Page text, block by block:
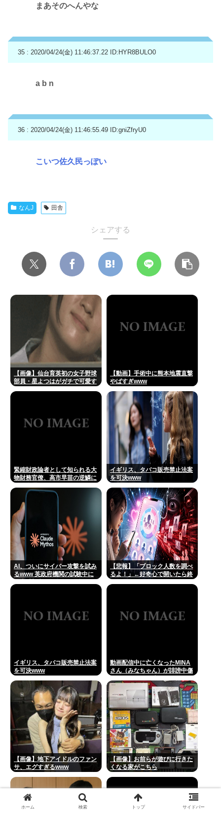
まあそのへんやな
35 : 2020/04/24(金) 11:46:37.22 ID:HYR8BULO0
a b n
36 : 2020/04/24(金) 11:46:55.49 ID:gniZfryU0
こいつ佐久民っぽい
なんJ 田舎
シェアする
【画像】仙台育英初の女子野球
部員・星よつはがガチで可愛す
【動画】手術中に熊本地震直撃
やばすぎwww
緊縮財政論者として知られる大
物財務官僚、高市早苗の逆鱗に
イギリス、タバコ販売禁止法案
を可決www
AI、ついにサイバー攻撃を試み
るwww 英政府機関の試験中に
【悲報】「ブロック人数を調べ
るよ！」←好奇心で開いたら終
イギリス、タバコ販売禁止法案
を可決www
動画配信中に亡くなったMINA
さん（みなちゃん）が誹謗中傷
【画像】地下アイドルのファン
サ、エグすぎるwww
【画像】お前らが遊びに行きた
くなる家がこちら
ホーム 検索 トップ サイドバー